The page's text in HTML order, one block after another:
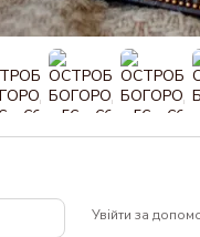
Увійти за